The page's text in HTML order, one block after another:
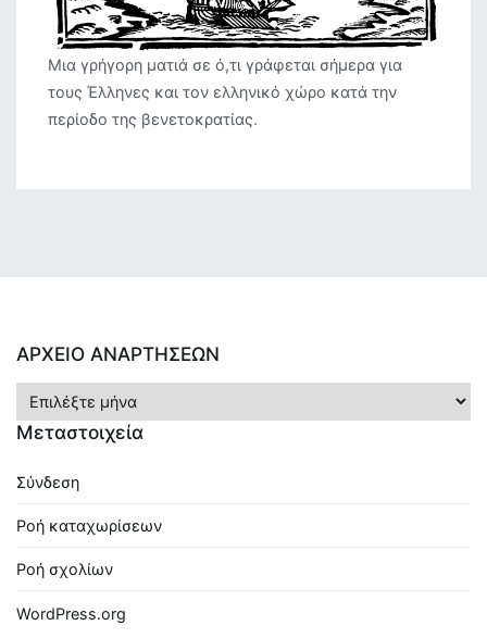
Μια γρήγορη ματιά σε ό,τι γράφεται σήμερα για
τους Έλληνες και τον ελληνικό χώρο κατά την
περίοδο της βενετοκρατίας.
ΑΡΧΕΙΟ ΑΝΑΡΤΗΣΕΩΝ
ΑΡΧΕΙΟ
ΑΝΑΡΤΗΣΕΩΝ
Μεταστοιχεία
Σύνδεση
Ροή καταχωρίσεων
Ροή σχολίων
WordPress.org